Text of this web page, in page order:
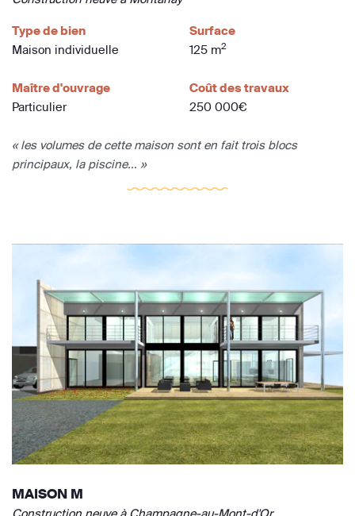
Type de bien
Maison individuelle
Surface
125 m2
Maître d'ouvrage
Particulier
Coût des travaux
250 000€
« les volumes de cette maison sont en fait trois blocs
principaux, la piscine... »
MAISON M